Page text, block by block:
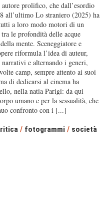
prolifico, che dall’esordio
all’ultimo Lo straniero (2025) ha
a loro modo motori di un
le profondità delle acque
mente. Sceneggiatore e
riformula l’idea di auteur,
e alternando i generi,
camp, sempre attento ai suoi
di dedicarsi al cinema ha
nella natia Parigi: da qui
umano e per la sessualità, che
confronto con i [...]
/ fotogrammi / società